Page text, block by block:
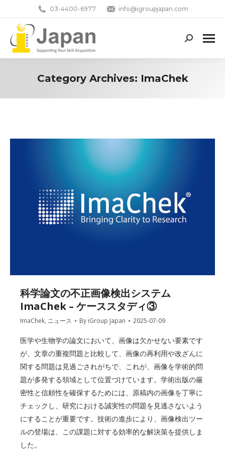
03-4400-6977 info@igroupjapan.com
Search:
Category Archives: ImaChek
科学論文の不正画像検出システム
ImaChek – ケーススタディ③
ImaChek, ニュース By iGroup Japan 2025-07-09
医学や生物学の論文において、画像は欠かせない要素です
が、⽂章の重複問題と⽐較して、画像の再利⽤や改ざんに
関する問題は⾒過ごされがちで、これが、画像を学術的問
題が多発する領域として位置づけています。学術出版の厳
密性と信頼性を確保するためには、原稿内の画像を丁寧に
チェックし、研究における誠実性の問題を⾒逃さないよう
にすることが重要です。技術の進歩により、画像検出ツー
ルの登場は、この課題に対する効率的な解決策を提供しま
した。